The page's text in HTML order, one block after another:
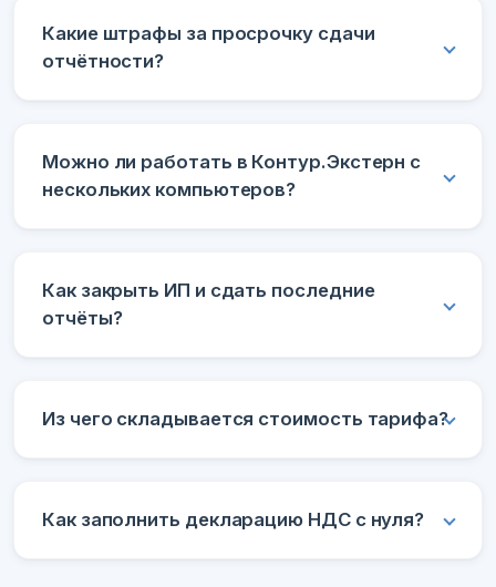
Какие штрафы за просрочку сдачи
отчётности?
Можно ли работать в Контур.Экстерн с
нескольких компьютеров?
Как закрыть ИП и сдать последние
отчёты?
Из чего складывается стоимость тарифа?
Как заполнить декларацию НДС с нуля?